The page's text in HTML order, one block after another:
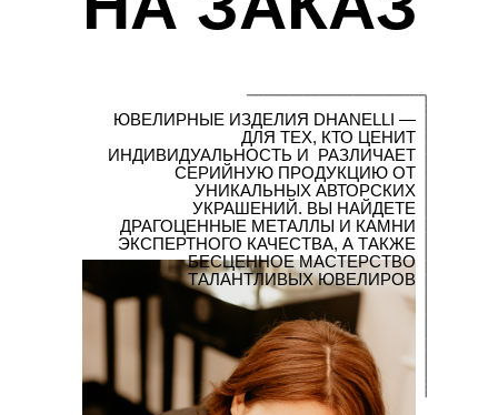
ЮВЕЛИРНЫЕ ИЗДЕЛИЯ DHANELLI —
ДЛЯ ТЕХ, КТО ЦЕНИТ
ИНДИВИДУАЛЬНОСТЬ И РАЗЛИЧАЕТ
СЕРИЙНУЮ ПРОДУКЦИЮ ОТ
УНИКАЛЬНЫХ АВТОРСКИХ
УКРАШЕНИЙ. ВЫ НАЙДЕТЕ
ДРАГОЦЕННЫЕ МЕТАЛЛЫ И КАМНИ
ЭКСПЕРТНОГО КАЧЕСТВА, А ТАКЖЕ
БЕСЦЕННОЕ МАСТЕРСТВО
ТАЛАНТЛИВЫХ ЮВЕЛИРОВ